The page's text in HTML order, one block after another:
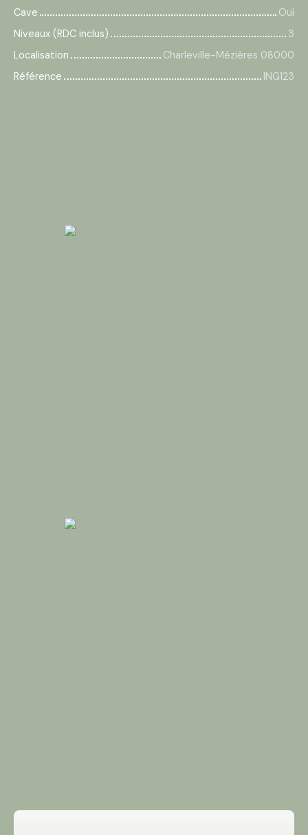
Cave
Oui
Niveaux (RDC inclus)
3
Localisation
Charleville-Mézières 08000
Référence
ING123